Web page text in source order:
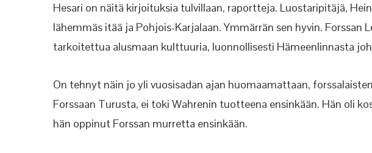
Hesari on näitä kirjoituksia tulvillaan, raportteja. Luostaripitäjä,
lähemmäs itää ja Pohjois-Karjalaan. Ymmärrän sen hyvin.
tarkoitettua alusmaan kulttuuria, luonnollisesti Hämeenlinnasta
On tehnyt näin jo yli vuosisadan ajan huomaamattaan,
Forssaan Turusta, ei toki Wahrenin tuotteena ensinkään. Hän oli
hän oppinut Forssan murretta ensinkään.